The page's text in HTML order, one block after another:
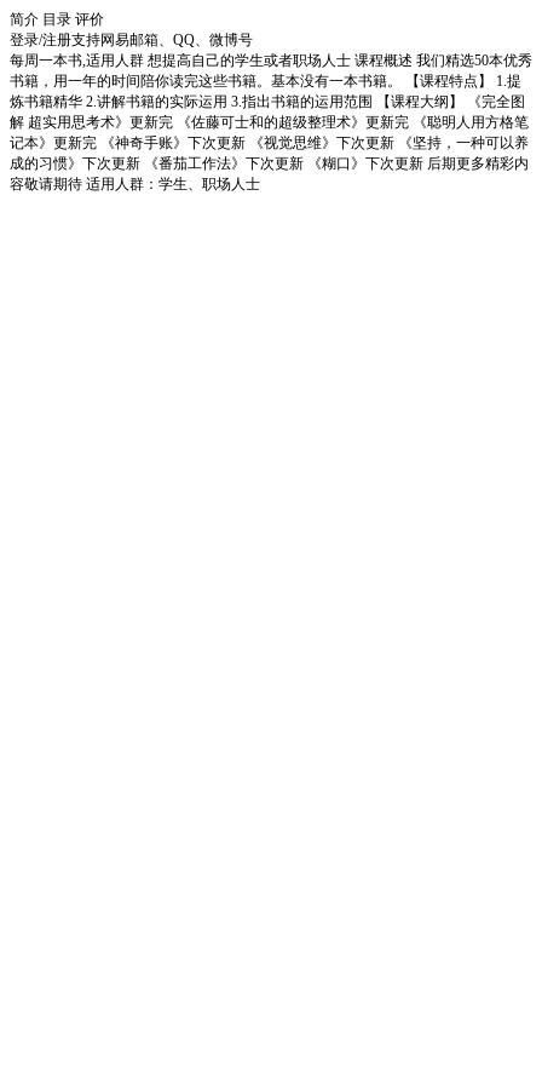
简介 目录 评价
登录/注册支持网易邮箱、QQ、微博号
每周一本书,适用人群 想提高自己的学生或者职场人士 课程概述 我们精选50本优秀
书籍，用一年的时间陪你读完这些书籍。基本没有一本书籍。 【课程特点】 1.提
炼书籍精华 2.讲解书籍的实际运用 3.指出书籍的运用范围 【课程大纲】 《完全图
解 超实用思考术》更新完 《佐藤可士和的超级整理术》更新完 《聪明人用方格笔
记本》更新完 《神奇手账》下次更新 《视觉思维》下次更新 《坚持，一种可以养
成的习惯》下次更新 《番茄工作法》下次更新 《糊口》下次更新 后期更多精彩内
容敬请期待 适用人群：学生、职场人士